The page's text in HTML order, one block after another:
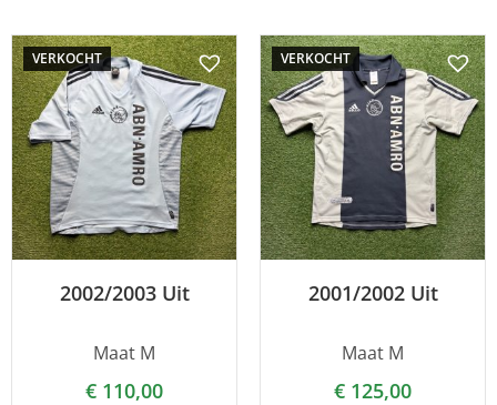
VERKOCHT
2002/2003 Uit
Maat M
€ 110,00
VERKOCHT
2001/2002 Uit
Maat M
€ 125,00